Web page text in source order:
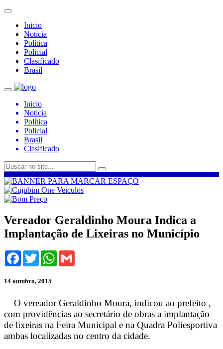
Inicio
Noticia
Política
Policial
Clasificado
Brasil
Inicio
Noticia
Política
Policial
Brasil
Clasificado
Vereador Geraldinho Moura Indica a
Implantação de Lixeiras no Município
Facebook
TwitterWhatsApp
14 outubro, 2015
O vereador Geraldinho Moura, indicou ao prefeito ,
com providências ao secretário de obras a implantação
de lixeiras na Feira Municipal e na Quadra Poliesportiva
ambas localizadas no centro da cidade.